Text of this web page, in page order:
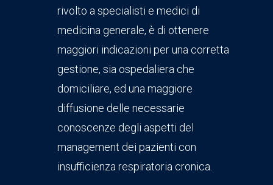
rivolto a specialisti e medici di
medicina generale, è di ottenere
maggiori indicazioni per una corretta
gestione, sia ospedaliera che
domiciliare, ed una maggiore
diffusione delle necessarie
conoscenze degli aspetti del
management dei pazienti con
insufficienza respiratoria cronica.